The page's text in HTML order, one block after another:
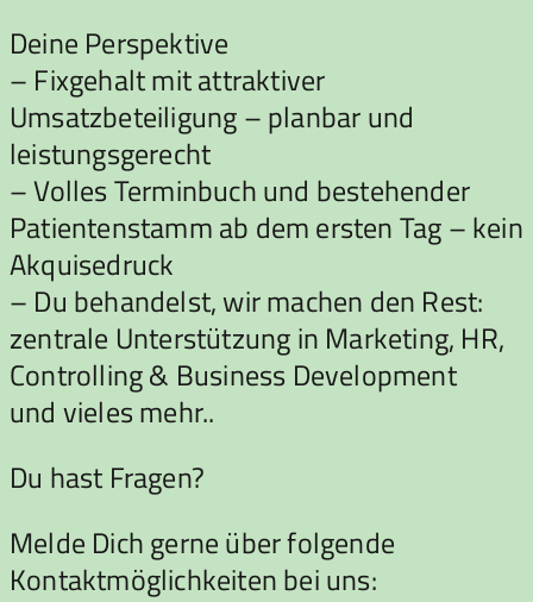
Deine Perspektive
– Fixgehalt mit attraktiver
Umsatzbeteiligung – planbar und
leistungsgerecht
– Volles Terminbuch und bestehender
Patientenstamm ab dem ersten Tag – kein
Akquisedruck
– Du behandelst, wir machen den Rest:
zentrale Unterstützung in Marketing, HR,
Controlling & Business Development
und vieles mehr..
Du hast Fragen?
Melde Dich gerne über folgende
Kontaktmöglichkeiten bei uns: